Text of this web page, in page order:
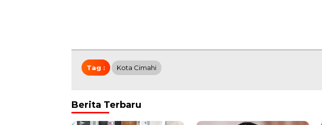
Tag : Kota Cimahi
Berita Terbaru